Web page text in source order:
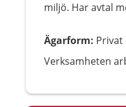
miljö. Har avtal
Ägarform: Privat
Verksamheten